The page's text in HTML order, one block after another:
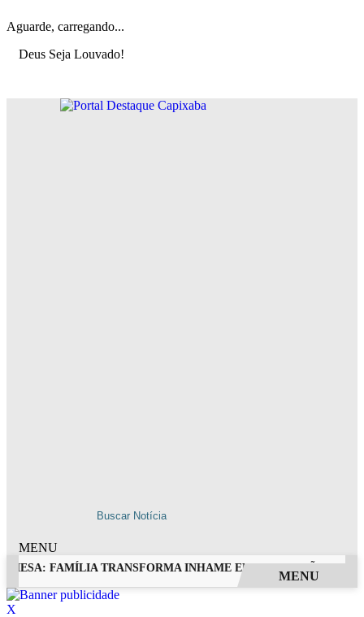
Aguarde, carregando...
Deus Seja Louvado!
MENU
FAMÍLIA TRANSFORMA INHAME EM DOCES, PÃES E
MENU
X